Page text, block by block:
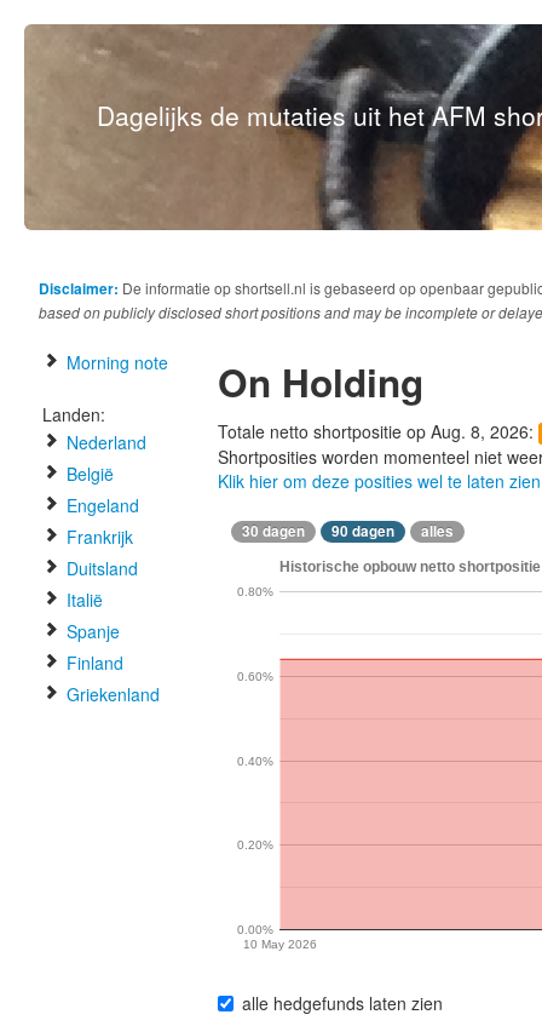
Dagelijks de mutaties uit het AFM
Disclaimer: De informatie op shortsell.nl is gebaseerd op openbaar
based on publicly disclosed short positions and may be incomplete or
Morning note
Landen:
Nederland
België
Engeland
Frankrijk
Duitsland
Italië
Spanje
Finland
Griekenland
On Holding
Totale netto shortpositie op Aug. 8, 2026:
Shortposities worden momenteel niet
Klik hier om deze posities wel te laten zien
30 dagen 90 dagen alles
Historische opbouw netto
10 May 2026
0.00%
0.20%
0.40%
0.60%
0.80%
alle hedgefunds laten zien